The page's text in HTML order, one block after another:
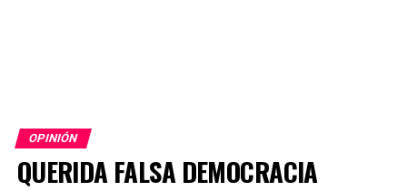
OPINIÓN
QUERIDA FALSA DEMOCRACIA